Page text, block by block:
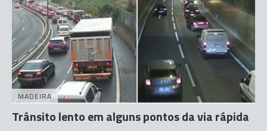
MADEIRA
Trânsito lento em alguns pontos da via rápida